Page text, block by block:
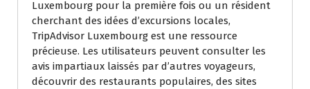
Luxembourg pour la première fois ou un résident
cherchant des idées d’excursions locales,
TripAdvisor Luxembourg est une ressource
précieuse. Les utilisateurs peuvent consulter les
avis impartiaux laissés par d’autres voyageurs,
découvrir des restaurants populaires, des sites